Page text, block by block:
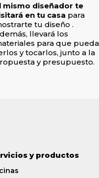
mismo diseñador te
en tu casa para
tu diseño .
llevará los
para que
y tocarlos, junto a la
y presupuesto.
y productos